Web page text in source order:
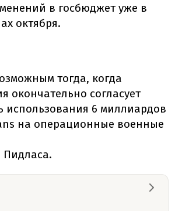
в госбюджет уже в
октября.
тогда, когда
окончательно согласует
использования 6 миллиардов
на операционные военные
Пидласа.